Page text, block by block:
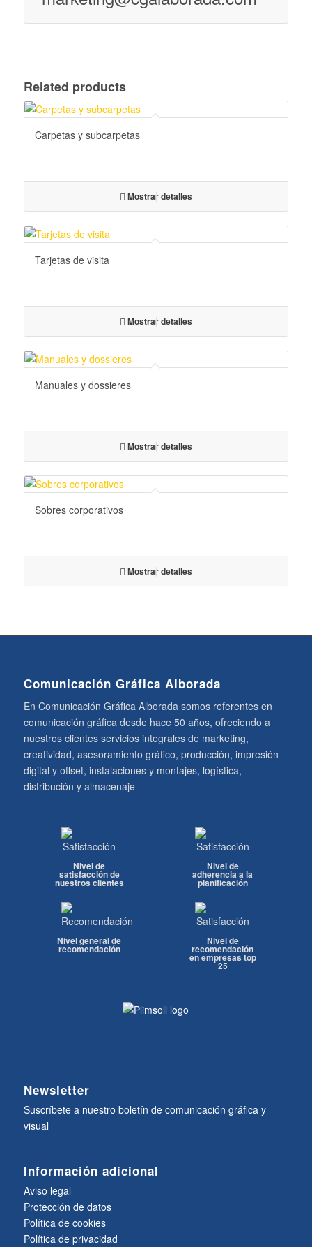
Related products
Carpetas y subcarpetas
Mostrar detalles
Tarjetas de visita
Mostrar detalles
Manuales y dossieres
Mostrar detalles
Sobres corporativos
Mostrar detalles
Comunicación Gráfica Alborada
En Comunicación Gráfica Alborada somos referentes en
comunicación gráfica desde hace 50 años, ofreciendo a
nuestros clientes servicios integrales de marketing,
creatividad, asesoramiento gráfico, producción, impresión
digital y offset, instalaciones y montajes, logística,
distribución y almacenaje
Nivel de
satisfacción de
nuestros clientes
Nivel de
adherencia a la
planificación
Nivel general de
recomendación
Nivel de
recomendación
en empresas top
25
Newsletter
Suscríbete a nuestro boletín de comunicación gráfica y
visual
Información adicional
Aviso legal
Protección de datos
Política de cookies
Política de privacidad